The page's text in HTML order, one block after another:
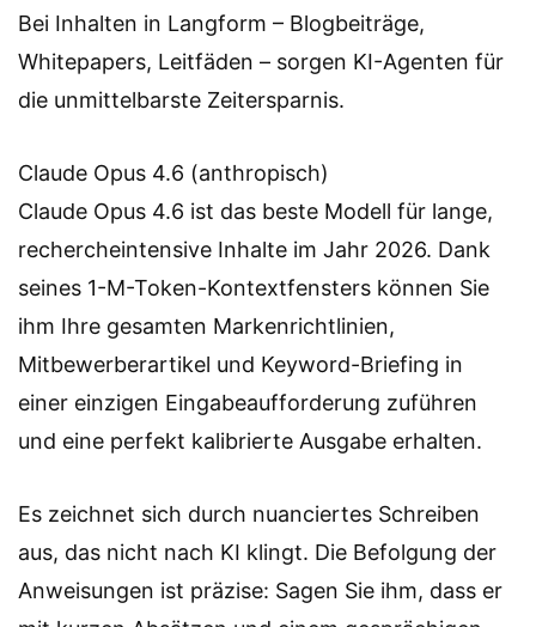
Bei Inhalten in Langform – Blogbeiträge,
Whitepapers, Leitfäden – sorgen KI-Agenten für
die unmittelbarste Zeitersparnis.
Claude Opus 4.6 (anthropisch)
Claude Opus 4.6 ist das beste Modell für lange,
rechercheintensive Inhalte im Jahr 2026. Dank
seines 1-M-Token-Kontextfensters können Sie
ihm Ihre gesamten Markenrichtlinien,
Mitbewerberartikel und Keyword-Briefing in
einer einzigen Eingabeaufforderung zuführen
und eine perfekt kalibrierte Ausgabe erhalten.
Es zeichnet sich durch nuanciertes Schreiben
aus, das nicht nach KI klingt. Die Befolgung der
Anweisungen ist präzise: Sagen Sie ihm, dass er